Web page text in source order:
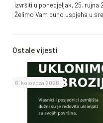
izvršiti u ponedjeljak, 25. rujna
Želimo Vam puno uspjeha u
Ostale vijesti
6. kolovoza 2026.